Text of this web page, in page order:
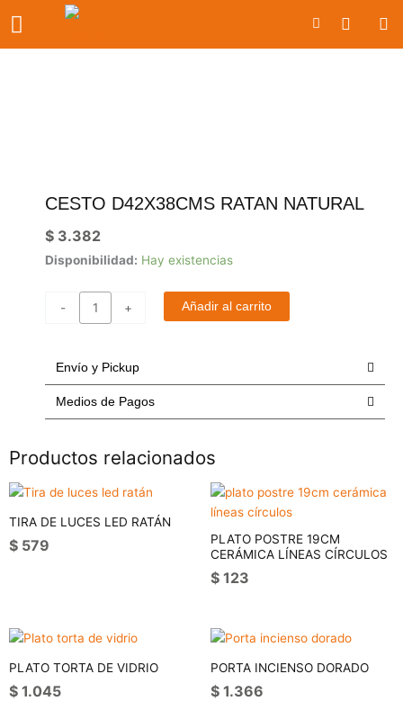
contenido
Carrito
CESTO D42X38CMS RATAN NATURAL
$ 3.382
Disponibilidad: Hay existencias
-
Cesto
natural
+ Añadir al carrito
Envío y Pickup
Medios de Pagos
Productos relacionados
TIRA DE LUCES LED RATÁN
$ 579
PLATO POSTRE 19CM
CERÁMICA LÍNEAS CÍRCULOS
$ 123
PLATO TORTA DE VIDRIO
$ 1.045
PORTA INCIENSO DORADO
$ 1.366